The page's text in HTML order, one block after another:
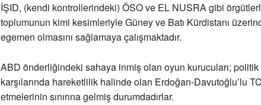
İŞID, (kendi kontrollerindeki) ÖSO ve EL NUSRA gibi
toplumunun kimi kesimleriyle Güney ve Batı Kürdistanı
egemen olmasını sağlamaya çalışmaktadır.
ABD önderliğindeki sahaya inmiş olan oyun kurucuları;
karşılarında hareketlilik halinde olan Erdoğan-Davutoğlu’lu
etmelerinin sınırına gelmiş durumdadırlar.